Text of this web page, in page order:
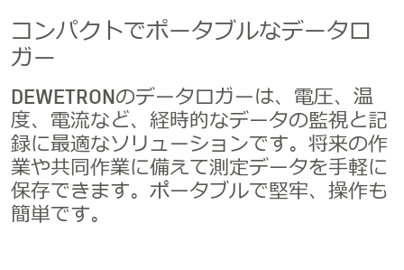
コンパクトでポータブルなデータロ
ガー
DEWETRONのデータロガーは、電圧、温
度、電流など、経時的なデータの監視と記
録に最適なソリューションです。将来の作
業や共同作業に備えて測定データを手軽に
保存できます。ポータブルで堅牢、操作も
簡単です。